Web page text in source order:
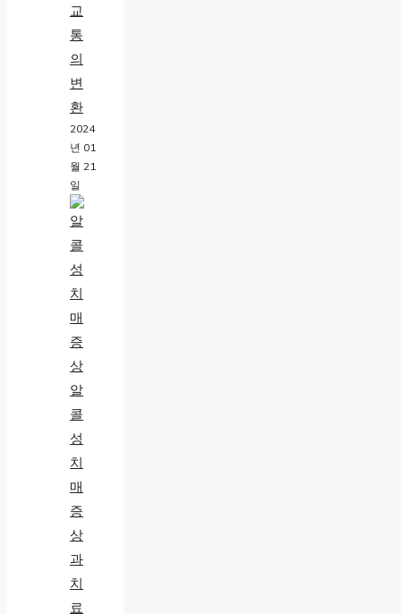
교
통
의
변
환
2024
년 01
월 21
일
알
콜
성
치
매
증
상
과
치
료